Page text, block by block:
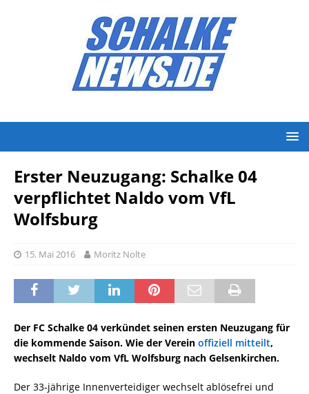
Erster Neuzugang: Schalke 04
verpflichtet Naldo vom VfL
Wolfsburg
15. Mai 2016 Moritz Nolte
Der FC Schalke 04 verkündet seinen ersten Neuzugang für
die kommende Saison. Wie der Verein offiziell mitteilt,
wechselt Naldo vom VfL Wolfsburg nach Gelsenkirchen.
Der 33-jährige Innenverteidiger wechselt ablösefrei und